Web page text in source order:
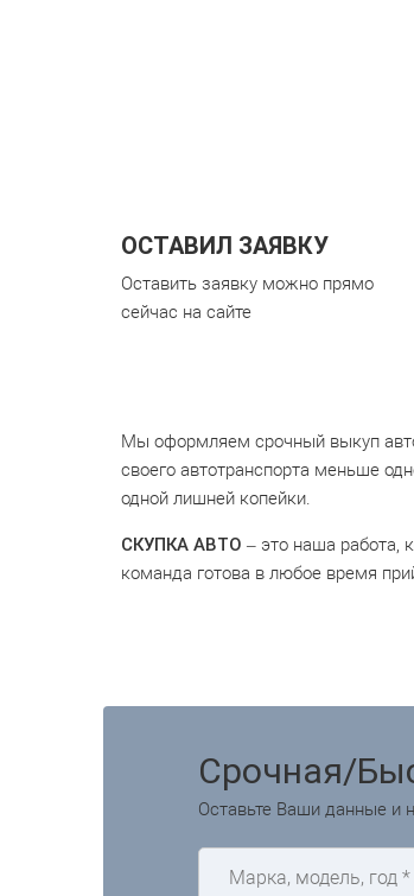
ОСТАВИЛ ЗАЯВКУ
Оставить заявку можно прямо
сейчас на сайте
Мы оформляем срочный выкуп
своего автотранспорта меньше
одной лишней копейки.
СКУПКА АВТО – это наша работа,
команда готова в любое время
Срочная/
Оставьте Ваши данные